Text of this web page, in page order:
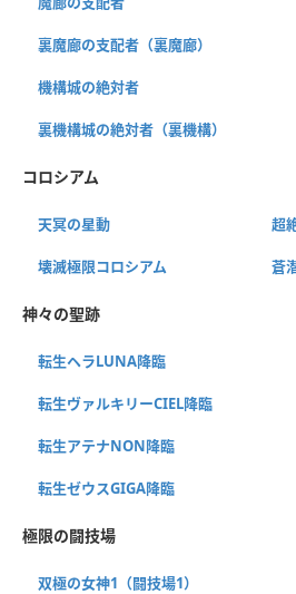
裏魔廊の支配者（裏魔廊）
機構城の絶対者
裏機構城の絶対者（裏機構）
コロシアム
天冥の星動 超
壊滅極限コロシアム 蒼
神々の聖跡
転生ヘラLUNA降臨
転生ヴァルキリーCIEL降臨
転生アテナNON降臨
転生ゼウスGIGA降臨
極限の闘技場
双極の女神1（闘技場1）